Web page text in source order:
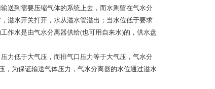
送到需要压缩气体的系统上去，而水则留在气水分
溢水开关打开，水从溢水管溢出；当水位低于要求
作水是由气水分离器供给(也可用自来水)的，供水盘
力低于大气压，而排气口压力等于大气压，气水分
，为保证输送气体压力，气水分离器的水位通过溢水